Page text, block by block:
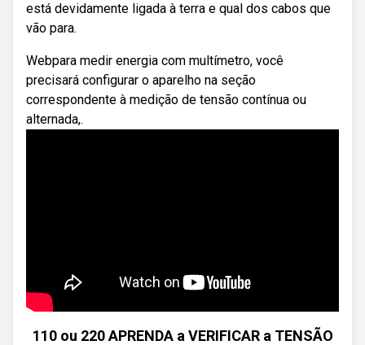
está devidamente ligada à terra e qual dos cabos que
vão para.
Webpara medir energia com multímetro, você
precisará configurar o aparelho na seção
correspondente à medição de tensão contínua ou
alternada,.
110 ou 220 APRENDA a VERIFICAR a TENSÃO